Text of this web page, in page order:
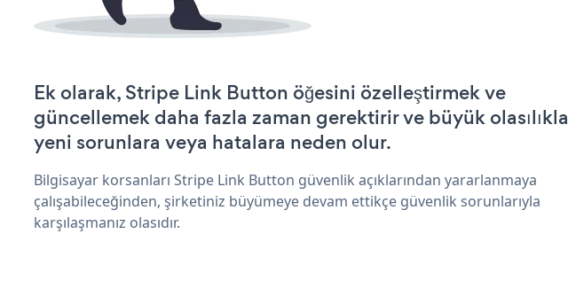
Ek olarak, Stripe Link Button öğesini özelleştirmek ve
güncellemek daha fazla zaman gerektirir ve büyük olasılıkla
yeni sorunlara veya hatalara neden olur.
Bilgisayar korsanları Stripe Link Button güvenlik açıklarından yararlanmaya
çalışabileceğinden, şirketiniz büyümeye devam ettikçe güvenlik sorunlarıyla
karşılaşmanız olasıdır.